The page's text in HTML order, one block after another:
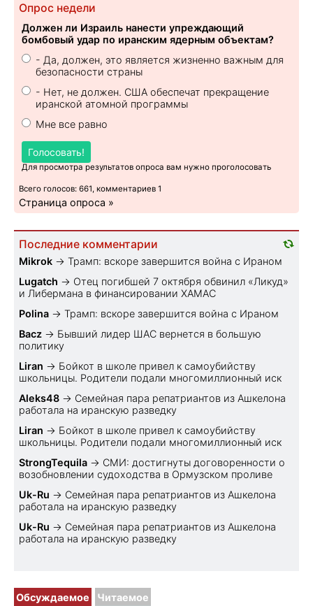
Опрос недели
Должен ли Израиль нанести упреждающий
бомбовый удар по иранским ядерным объектам?
- Да, должен, это является жизненно важным для
безопасности страны
- Нет, не должен. США обеспечат прекращение
иранской атомной программы
Мне все равно
Голосовать!
Для просмотра результатов опроса вам нужно проголосовать
Всего голосов: 661, комментариев 1
Страница опроса »
Последние комментарии
Mikrok → Трамп: вскоре завершится война с Ираном
Lugatch → Отец погибшей 7 октября обвинил «Ликуд»
и Либермана в финансировании ХАМАС
Polina → Трамп: вскоре завершится война с Ираном
Bacz → Бывший лидер ШАС вернется в большую
политику
Liran → Бойкот в школе привел к самоубийству
школьницы. Родители подали многомиллионный иск
Aleks48 → Семейная пара репатриантов из Ашкелона
работала на иранскую разведку
Liran → Бойкот в школе привел к самоубийству
школьницы. Родители подали многомиллионный иск
StrongTequila → СМИ: достигнуты договоренности о
возобновлении судоходства в Ормузском проливе
Uk-Ru → Семейная пара репатриантов из Ашкелона
работала на иранскую разведку
Uk-Ru → Семейная пара репатриантов из Ашкелона
работала на иранскую разведку
Обсуждаемое Читаемое